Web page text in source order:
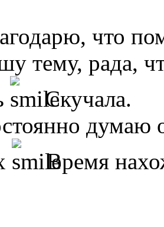
что
тему, рада,
Скучала.
думаю
Время